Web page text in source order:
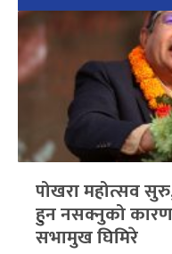
पोखरा महोत्सव सुरु,
हुन नसक्नुको
सभामुख घिमिरे